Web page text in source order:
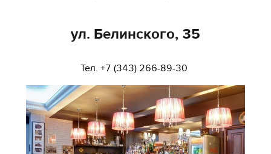
ул. Белинского, 35
Тел. +7 (343) 266-89-30